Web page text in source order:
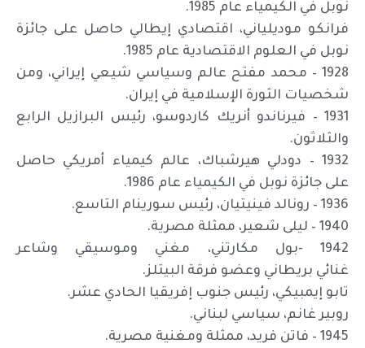
نوبل في الكيمياء عام 1985.
فرانكو موديلياني، اقتصادي إيطالي حاصل على جائزة
نوبل في العلوم الاقتصادية عام 1985.
1928 – محمد مفتح عالم وسياسي شيعي إيراني، ومن
شخصيات الثورة الإسلامية في إيران.
1931 – فيرناندو أنريك كاردوسو، رئيس البرازيل الرابع
والثلاثون.
1932 – دودلي هيرشباك، عالم كيمياء أمريكي حاصل
على جائزة نوبل في الكيمياء عام 1986.
1936 – رونالد فينيتيان، رئيس سورينام التاسع.
1940 – ليلى شعير، ممثلة مصرية.
1942 -بول مكارتني، مغني وموسيقي وشاعر
غنائي بريطاني وعضو فرقة البيتلز.
تابو إيمبيكي، رئيس جنوب إفريقيا الحادي عشر.
روبير غانم، سياسي لبناني.
1945 – فاتن فريد، ممثلة ومغنية مصرية.